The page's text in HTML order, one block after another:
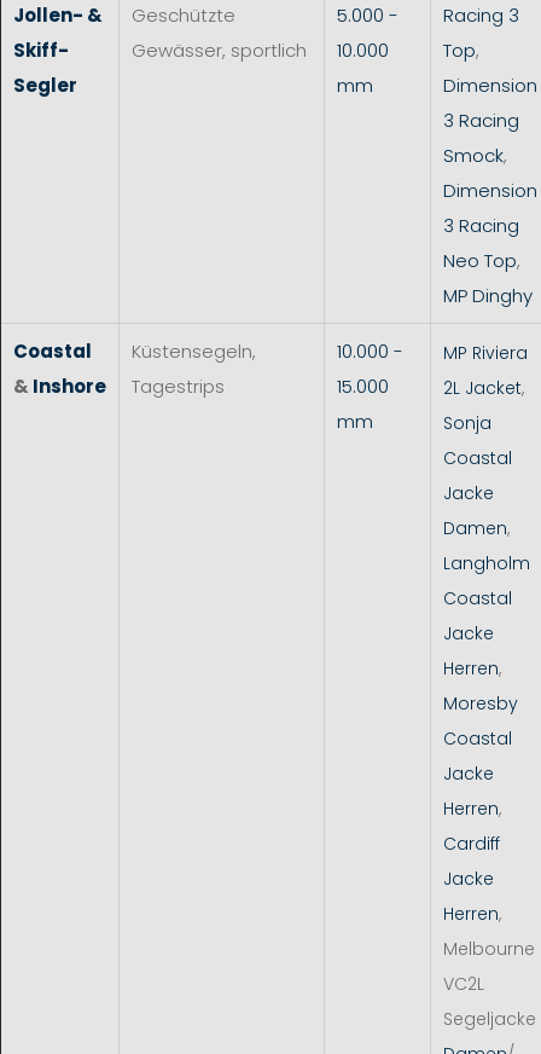
Jollen- &
Skiff-
Segler
Geschützte
Gewässer, sportlich
5.000 -
10.000
mm
Racing 3
Top,
Dimension
3 Racing
Smock,
Dimension
3 Racing
Neo Top,
MP Dinghy
Coastal
& Inshore
Küstensegeln,
Tagestrips
10.000 -
15.000
mm
MP Riviera
2L Jacket,
Sonja
Coastal
Jacke
Damen,
Langholm
Coastal
Jacke
Herren,
Moresby
Coastal
Jacke
Herren,
Cardiff
Jacke
Herren,
Melbourne
VC2L
Segeljacke